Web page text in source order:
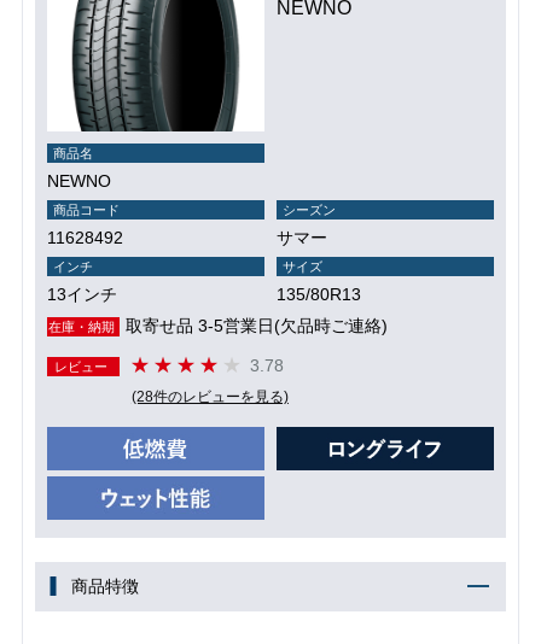
NEWNO
商品名
NEWNO
商品コード
11628492
シーズン
サマー
インチ
13インチ
サイズ
135/80R13
在庫・納期 取寄せ品 3-5営業日(欠品時ご連絡)
レビュー 3.78
(28件のレビューを見る)
商品特徴